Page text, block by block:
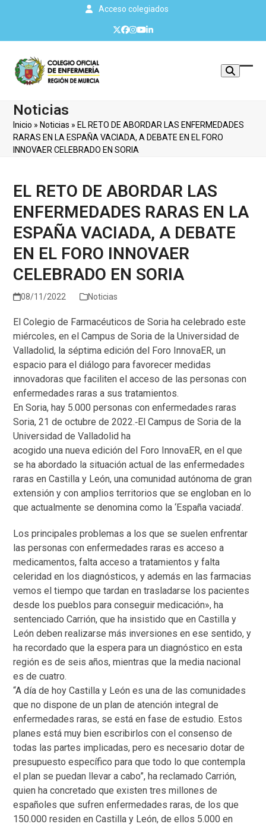
Acceso colegiados
Twitter
Facebook
Instagram
YouTube
LinkedIn
Noticias
Inicio » Noticias » EL RETO DE ABORDAR LAS ENFERMEDADES
RARAS EN LA ESPAÑA VACIADA, A DEBATE EN EL FORO
INNOVAER CELEBRADO EN SORIA
EL RETO DE ABORDAR LAS
ENFERMEDADES RARAS EN LA
ESPAÑA VACIADA, A DEBATE
EN EL FORO INNOVAER
CELEBRADO EN SORIA
08/11/2022 Noticias
El Colegio de Farmacéuticos de Soria ha celebrado este
miércoles, en el Campus de Soria de la Universidad de
Valladolid, la séptima edición del Foro InnovaER, un
espacio para el diálogo para favorecer medidas
innovadoras que faciliten el acceso de las personas con
enfermedades raras a sus tratamientos.
En Soria, hay 5.000 personas con enfermedades raras
Soria, 21 de octubre de 2022.‐El Campus de Soria de la
Universidad de Valladolid ha
acogido una nueva edición del Foro InnovaER, en el que
se ha abordado la situación actual de las enfermedades
raras en Castilla y León, una comunidad autónoma de gran
extensión y con amplios territorios que se engloban en lo
que actualmente se denomina como la ‘España vaciada’.
Los principales problemas a los que se suelen enfrentar
las personas con enfermedades raras es acceso a
medicamentos, falta acceso a tratamientos y falta
celeridad en los diagnósticos, y además en las farmacias
vemos el tiempo que tardan en trasladarse los pacientes
desde los pueblos para conseguir medicación», ha
sentenciado Carrión, que ha insistido que en Castilla y
León deben realizarse más inversiones en ese sentido, y
ha recordado que la espera para un diagnóstico en esta
región es de seis años, mientras que la media nacional
es de cuatro.
“A día de hoy Castilla y León es una de las comunidades
que no dispone de un plan de atención integral de
enfermedades raras, se está en fase de estudio. Estos
planes está muy bien escribirlos con el consenso de
todas las partes implicadas, pero es necesario dotar de
presupuesto específico para que todo lo que contempla
el plan se puedan llevar a cabo”, ha reclamado Carrión,
quien ha concretado que existen tres millones de
españoles que sufren enfermedades raras, de los que
150.000 residen en Castilla y León, de ellos 5.000 en